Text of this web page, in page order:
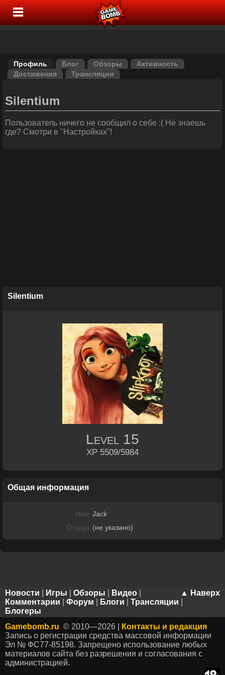
Профиль Блог Обзоры
Активность
Достижения
Трансляции
Silentium
Пользователь ничего не сообщил о себе :( Не знаешь
где? Смотри в "Настройках"!
Silentium
Level 15
XP 5509/5984
Общая информация
Имя Jack
Откуда (не указано)
▲ Наверх
Новости Игры Обзоры Видео
Комментарии
Форум Блоги Трансляции
Блогеры
Gamebomb.ru © 2010—2026 |
Контакты и редакция
Запись о регистрации средства массовой информации
Эл № ФС77-85198. Запрещено использование любых
материалов сайта без разрешения и согласования с
администрацией.